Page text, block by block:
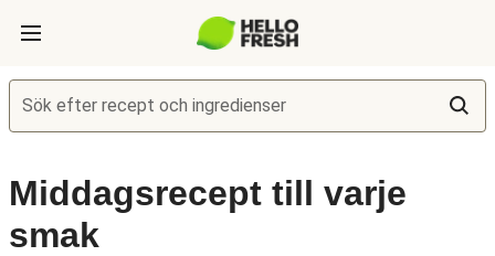
Sök efter recept och ingredienser
Middagsrecept till varje
smak